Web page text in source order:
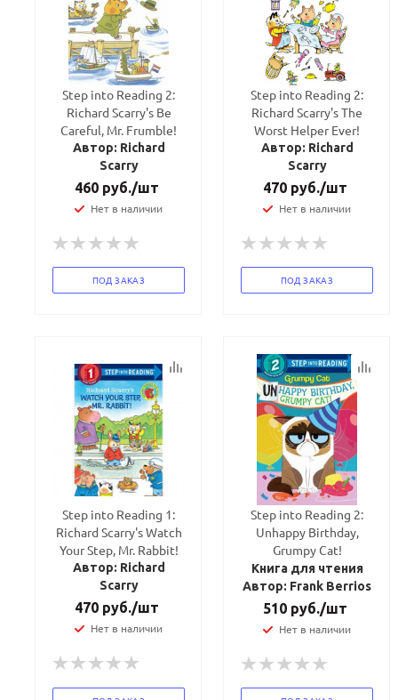
Step into Reading 2:
Richard Scarry's Be
Careful, Mr. Frumble!
Автор: Richard
Scarry
460 руб./шт
Нет в наличии
ПОД ЗАКАЗ
Step into Reading 2:
Richard Scarry's The
Worst Helper Ever!
Автор: Richard
Scarry
470 руб./шт
Нет в наличии
ПОД ЗАКАЗ
Step into Reading 1:
Richard Scarry's Watch
Your Step, Mr. Rabbit!
Автор: Richard
Scarry
470 руб./шт
Нет в наличии
Step into Reading 2:
Unhappy Birthday,
Grumpy Cat!
Книга для чтения
Автор: Frank Berrios
510 руб./шт
Нет в наличии